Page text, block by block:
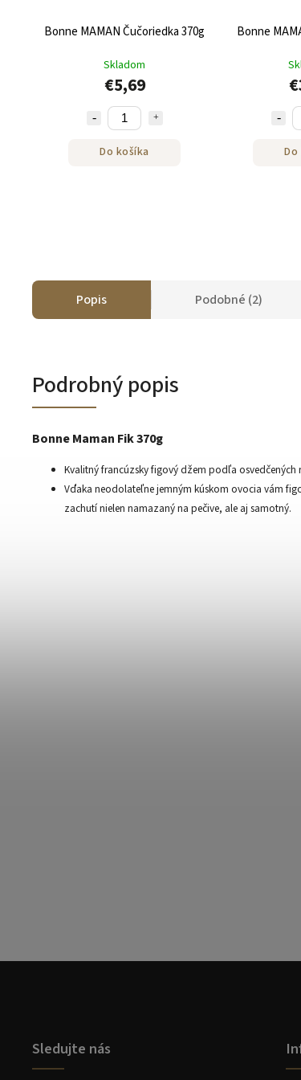
Bonne MAMAN Čučoriedka 370g
Skladom
€5,69
Do košíka
Bonne
Popis Podobné (2)
Podrobný popis
Bonne Maman Fik 370g
Kvalitný francúzsky figový džem podľa
Vďaka neodolateľne jemným kúskom ovocia vám
zachutí nielen namazaný na pečive, ale aj samotný.
Sledujte nás